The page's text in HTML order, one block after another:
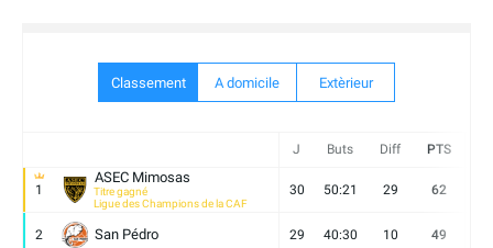
Classement A domicile Extèrieur
J Buts Diff PTS
1
ASEC Mimosas
Titre gagné
Ligue des Champions de la CAF
30 50:21 29 62
2 San Pédro 29 40:30 10 49